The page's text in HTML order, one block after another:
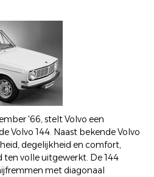
'66, stelt Volvo een
Volvo 144. Naast bekende Volvo
degelijkheid en comfort,
volle uitgewerkt. De 144
met diagonaal